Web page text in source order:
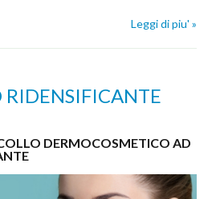
Leggi di piu' »
RIDENSIFICANTE
DERMOCOSMETICO AD